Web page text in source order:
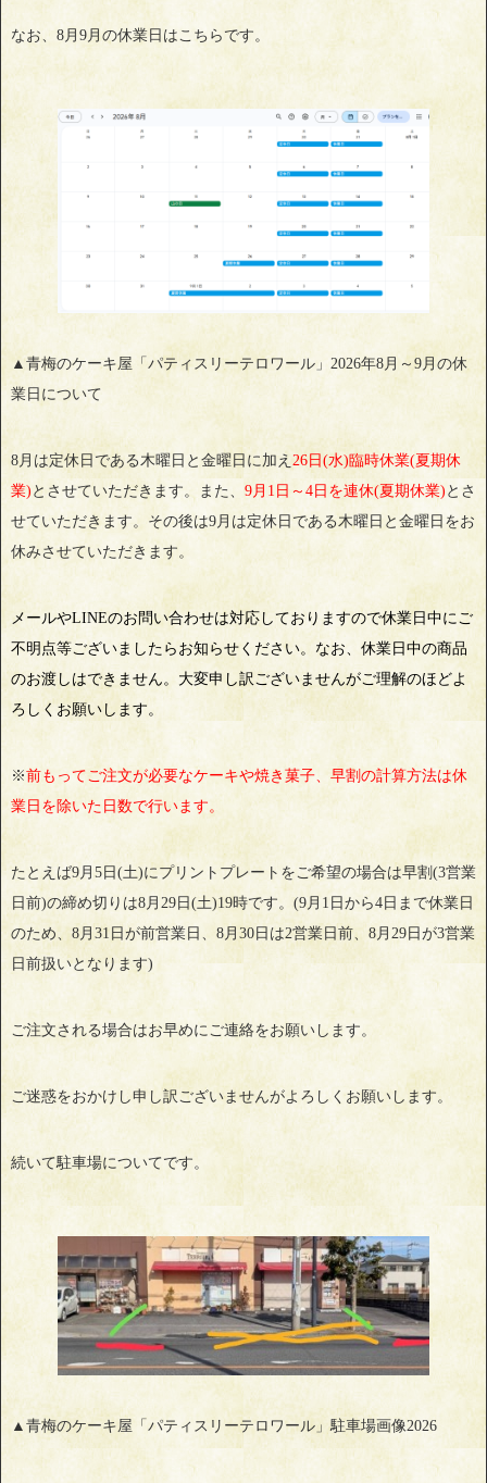
なお、8月9月の休業日はこちらです。
▲青梅のケーキ屋「パティスリーテロワール」2026年8月～9月の休
業日について
8月は定休日である木曜日と金曜日に加え 26日(水)臨時休業(夏期休
業) とさせていただきます。また、 9月1日～4日を連休(夏期休業) とさ
せていただきます。その後は9月は定休日である木曜日と金曜日をお
休みさせていただきます。
メールやLINEのお問い合わせは対応しておりますので休業日中にご
不明点等ございましたらお知らせください。なお、休業日中の商品
のお渡しはできません。大変申し訳ございませんがご理解のほどよ
ろしくお願いします。
※前もってご注文が必要なケーキや焼き菓子、早割の計算方法は休
業日を除いた日数で行います。
たとえば9月5日(土)にプリントプレートをご希望の場合は早割(3営業
日前)の締め切りは8月29日(土)19時です。(9月1日から4日まで休業日
のため、8月31日が前営業日、8月30日は2営業日前、8月29日が3営業
日前扱いとなります)
ご注文される場合はお早めにご連絡をお願いします。
ご迷惑をおかけし申し訳ございませんがよろしくお願いします。
続いて駐車場についてです。
▲青梅のケーキ屋「パティスリーテロワール」駐車場画像2026